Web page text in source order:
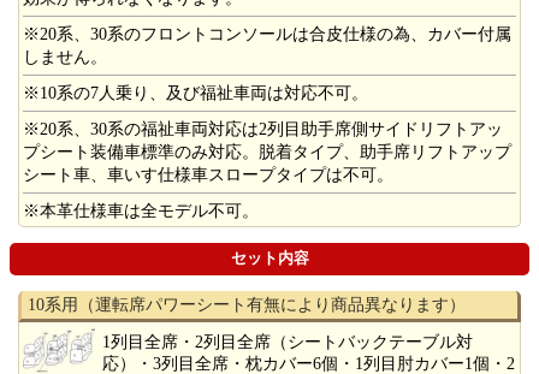
※20系、30系のフロントコンソールは合皮仕様の為、カバー付属
しません。
※10系の7人乗り、及び福祉車両は対応不可。
※20系、30系の福祉車両対応は2列目助手席側サイドリフトアッ
プシート装備車標準のみ対応。脱着タイプ、助手席リフトアップ
シート車、車いす仕様車スロープタイプは不可。
※本革仕様車は全モデル不可。
セット内容
10系用（運転席パワーシート有無により商品異なります）
1列目全席・2列目全席（シートバックテーブル対
応）・3列目全席・枕カバー6個・1列目肘カバー1個・2